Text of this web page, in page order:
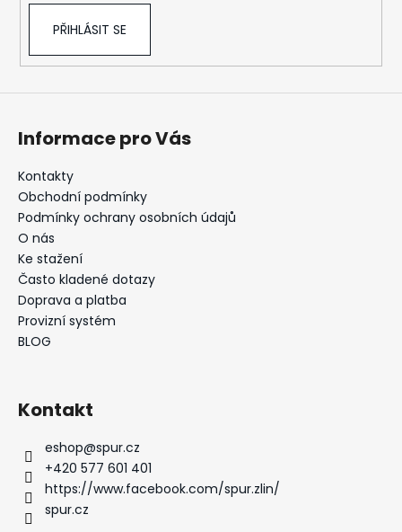
PŘIHLÁSIT SE
Informace pro Vás
Kontakty
Obchodní podmínky
Podmínky ochrany osobních údajů
O nás
Ke stažení
Často kladené dotazy
Doprava a platba
Provizní systém
BLOG
Kontakt
eshop@spur.cz
+420 577 601 401
https://www.facebook.com/spur.zlin/
spur.cz